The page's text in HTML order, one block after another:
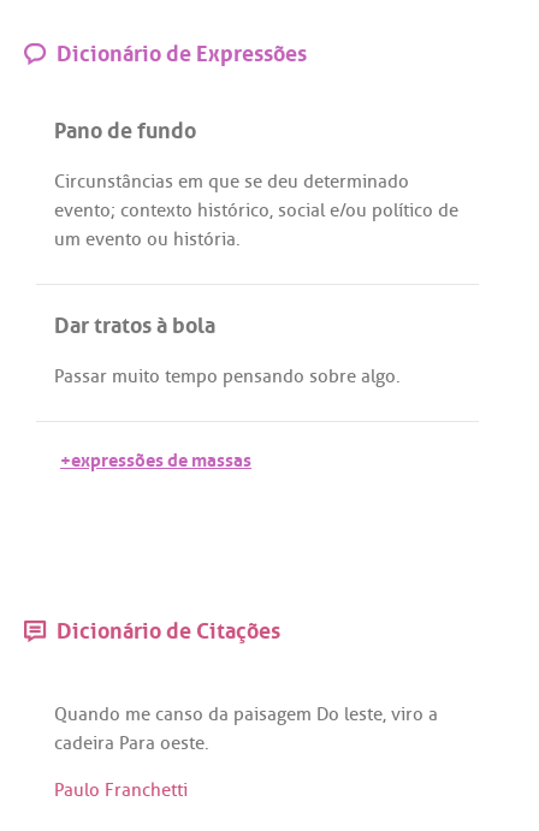
Dicionário de Expressões
Pano de fundo
Circunstâncias em que se deu determinado
evento; contexto histórico, sociale/ou político de
um evento ou história.
Dar tratos à bola
Passar muito tempo pensando sobre algo.
+expressões de massas
Dicionário de Citações
Quando me canso da paisagem Do leste, viro a
cadeira Para oeste.
Paulo Franchetti